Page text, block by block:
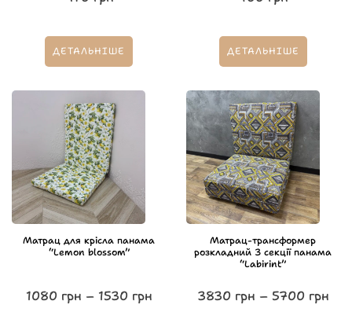
ДЕТАЛЬНІШЕ ДЕТАЛЬНІШЕ
Матрац для крісла панама
“Lemon blossom”
1080 грн – 1530 грн
Матрац-трансформер
розкладний 3 секції панама
“Labirint”
3830 грн – 5700 грн